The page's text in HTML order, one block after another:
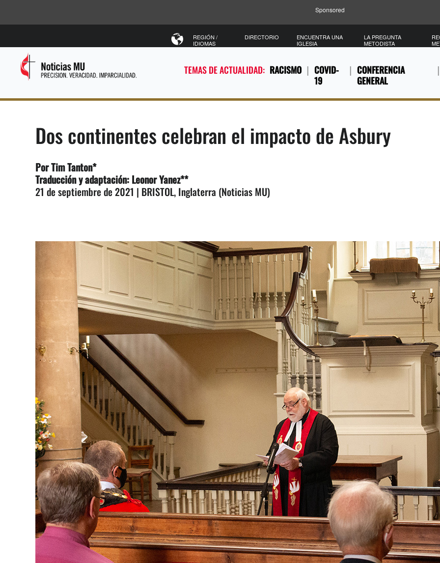
Sponsored
TEMAS DE ACTUALIDAD: RACISMO
COVID-
19
CONFERENCIA
GENERAL
REGIÓN /
IDIOMAS
DIRECTORIO
ENCUENTRA UNA
IGLESIA
LA PREGUNTA
METODISTA
Dos continentes celebran el impacto de Asbury
Por Tim Tanton*
Traducción y adaptación: Leonor Yanez**
21 de septiembre de 2021 | BRISTOL, Inglaterra (Noticias MU)